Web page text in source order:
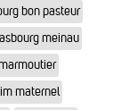
bon pasteur
meinau
maternel